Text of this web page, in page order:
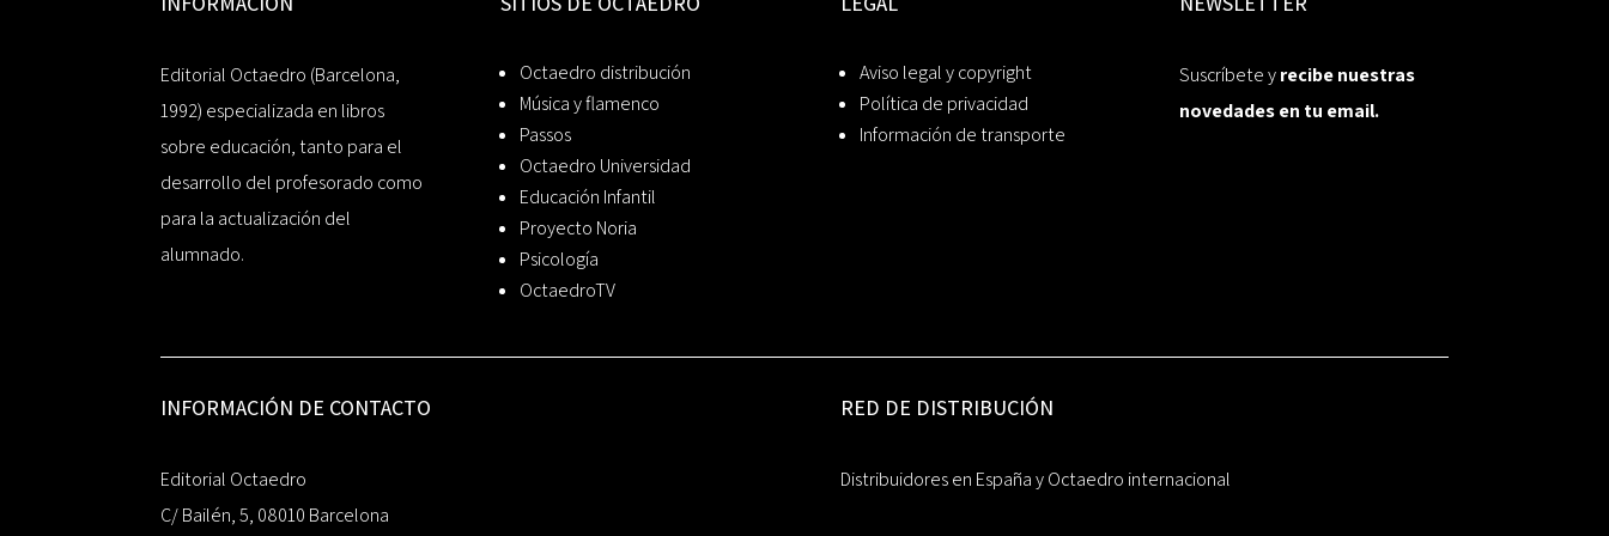
Editorial Octaedro (Barcelona,
1992) especializada en libros
sobre educación, tanto para el
desarrollo del profesorado como
para la actualización del
alumnado.
Octaedro distribución
Música y flamenco
Passos
Octaedro Universidad
Educación Infantil
Proyecto Noria
Psicología
OctaedroTV
Aviso legal y copyright
Política de privacidad
Información de transporte
Suscríbete yrecibe nuestras
novedades en tu email.
INFORMACIÓN DE CONTACTO
Editorial Octaedro
C/ Bailén, 5, 08010 Barcelona
RED DE DISTRIBUCIÓN
Distribuidores en España y Octaedro internacional